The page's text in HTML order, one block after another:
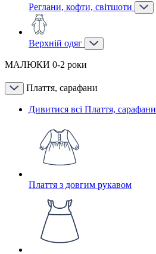
Реглани, кофти, світшоти
Верхній одяг
МАЛЮКИ 0-2 роки
Плаття, сарафани
Дивитися всі Плаття, сарафани
Плаття з довгим рукавом